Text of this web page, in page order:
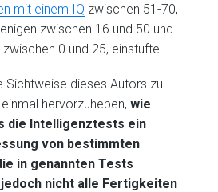
mit einem IQ zwischen 51-70,
zwischen 16 und 50 und
0 und 25, einstufte.
Sichtweise dieses Autors zu
hervorzuheben,wie
die Intelligenztests ein
von bestimmten
in genannten Tests
nicht alle Fertigkeiten